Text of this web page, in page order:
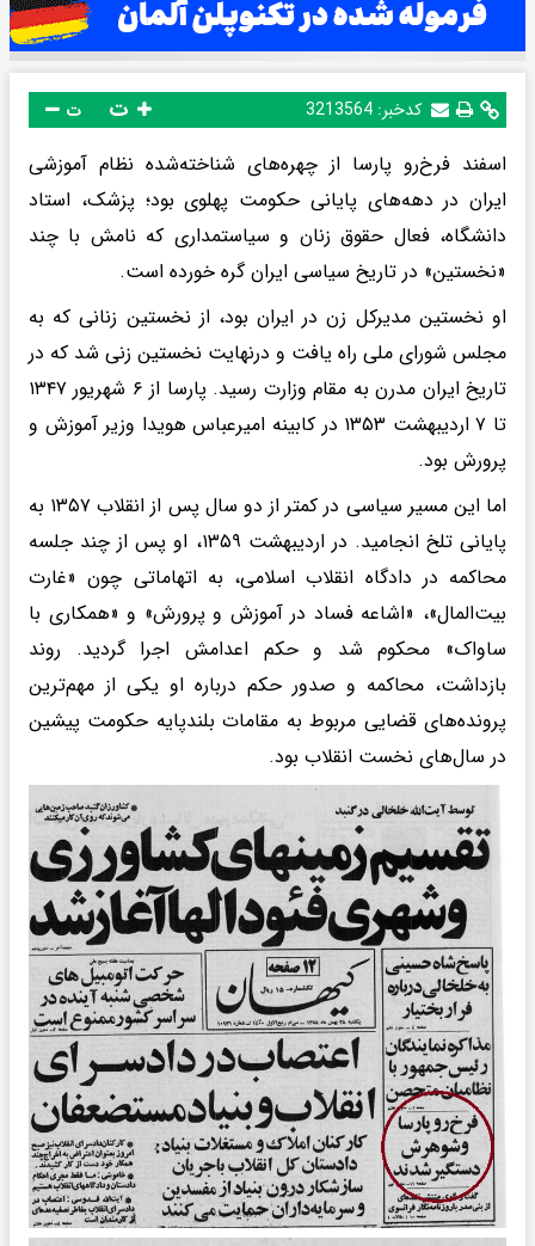
کدخبر: 3213564 ت
اسفند فرخ‌رو پارسا از چهره‌های شناخته‌شده نظام آموزشی
ایران در دهه‌های پایانی حکومت پهلوی بود؛ پزشک، استاد
دانشگاه، فعال حقوق زنان و سیاستمداری که نامش با چند
«نخستین» در تاریخ سیاسی ایران گره خورده است.
او نخستین مدیرکل زن در ایران بود، از نخستین زنانی که به
مجلس شورای ملی راه یافت و درنهایت نخستین زنی شد که در
تاریخ ایران مدرن به مقام وزارت رسید. پارسا از ۶ شهریور ۱۳۴۷
تا ۷ اردیبهشت ۱۳۵۳ در کابینه امیرعباس هویدا وزیر آموزش و
پرورش بود.
اما این مسیر سیاسی در کمتر از دو سال پس از انقلاب ۱۳۵۷ به
پایانی تلخ انجامید. در اردیبهشت ۱۳۵۹، او پس از چند جلسه
محاکمه در دادگاه انقلاب اسلامی، به اتهاماتی چون «غارت
بیت‌المال»، «اشاعه فساد در آموزش و پرورش» و «همکاری با
ساواک» محکوم شد و حکم اعدامش اجرا گردید. روند
بازداشت، محاکمه و صدور حکم درباره او یکی از مهم‌ترین
پرونده‌های قضایی مربوط به مقامات بلندپایه حکومت پیشین
در سال‌های نخست انقلاب بود.